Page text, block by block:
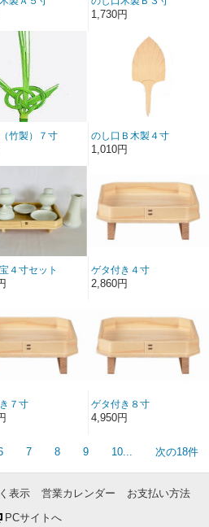
1,730円
竹製）７寸 のし口Ｂ木製４寸
1,010円
４寸セット ゲタ付き４寸
2,860円
７寸 ゲタ付き８寸
4,950円
7 8 9 10... 次の18件
表示 営業カレンダー
お支払い方法
PCサイトへ